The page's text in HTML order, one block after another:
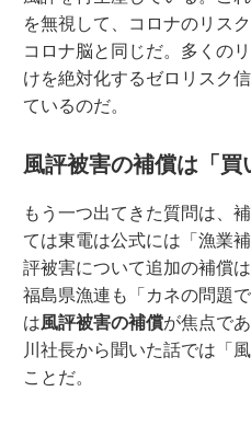
を無視して、コロナのリス
コロナ脳と同じだ。多くの
けを絶対化するゼロリスク
ているのだ。
風評被害の補償は「買
もう一つ出てきた質問は、
ては東電は公式には「漁業
評被害について追加の補償
福島県漁連も「カネの問題
は風評被害の補償が焦点で
川社長から聞いた話では「
ことだ。